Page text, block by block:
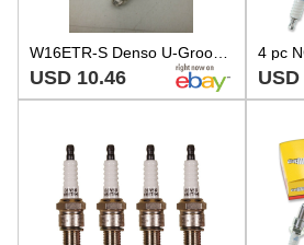
W16ETR-S Denso U-Groove Spark Plug
USD 10.46